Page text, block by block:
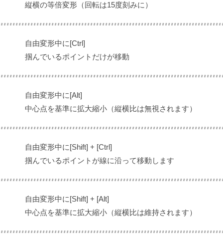
縦横の等倍変形（回転は15度刻みに）
自由変形中に[Ctrl]
掴んでいるポイントだけが移動
自由変形中に[Alt]
中心点を基準に拡大縮小（縦横比は無視されます）
自由変形中に[Shift] + [Ctrl]
掴んでいるポイントが線に沿って移動します
自由変形中に[Shift] + [Alt]
中心点を基準に拡大縮小（縦横比は維持されます）